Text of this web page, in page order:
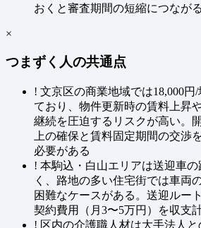
おくと審査期間の短縮につながる
×
つまずく人の共通点
! 文京区の商業地域では18,000円
ており、物件更新時の賃料上昇
継続を圧迫するリスクが高い。
上の確保と賃料固定期間の交渉
必要がある
! 本駒込・白山エリアは送迎車
く、路地の多い住宅街では車両
困難なケースがある。送迎ルー
契約費用（月3〜5万円）を収支
! 区内の介護職人材は大手法人